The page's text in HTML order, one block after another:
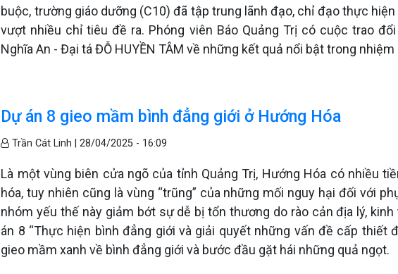
buộc, trường giáo dưỡng (C10) đã tập trung lãnh đạo, chỉ đạo thực
vượt nhiều chỉ tiêu đề ra. Phóng viên Báo Quảng Trị có cuộc trao
Nghĩa An - Đại tá ĐỖ HUYỀN TÂM về những kết quả nổi bật trong nhiệm
Dự án 8 gieo mầm bình đẳng giới ở Hướng Hóa
Trần Cát Linh |28/04/2025 - 16:09
Là một vùng biên cửa ngõ của tỉnh Quảng Trị, Hướng Hóa có nhiều
hóa, tuy nhiên cũng là vùng “trũng” của những mối nguy hại đối với
nhóm yếu thế này giảm bớt sự dễ bị tổn thương do rào cản địa lý,
án 8 “Thực hiện bình đẳng giới và giải quyết những vấn đề cấp thiết
gieo mầm xanh về bình đẳng giới và bước đầu gặt hái những quả ngọt.